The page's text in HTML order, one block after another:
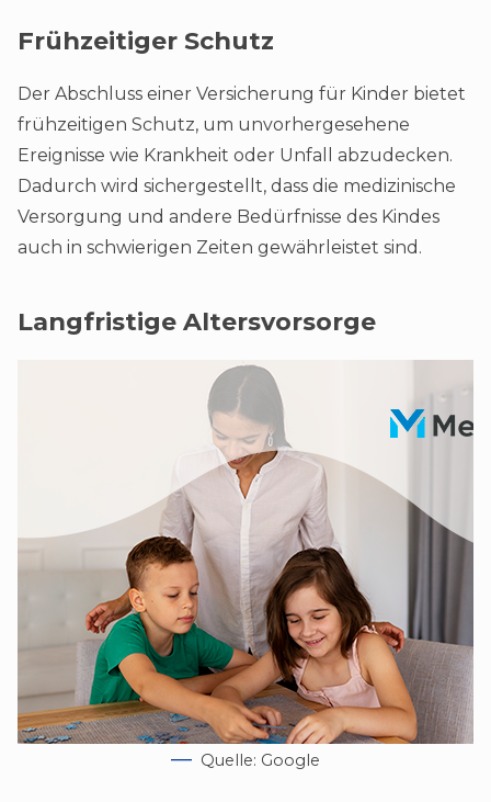
Frühzeitiger Schutz
Der Abschluss einer Versicherung für Kinder bietet
frühzeitigen Schutz, um unvorhergesehene
Ereignisse wie Krankheit oder Unfall abzudecken.
Dadurch wird sichergestellt, dass die medizinische
Versorgung und andere Bedürfnisse des Kindes
auch in schwierigen Zeiten gewährleistet sind.
Langfristige Altersvorsorge
Quelle: Google